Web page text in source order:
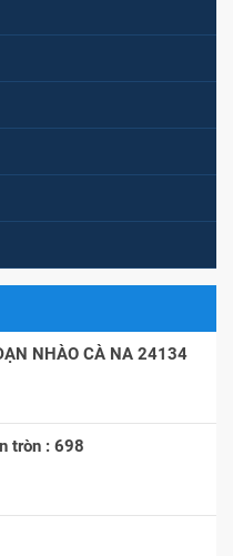
NHÀO CÀ NA 24134
tròn : 698